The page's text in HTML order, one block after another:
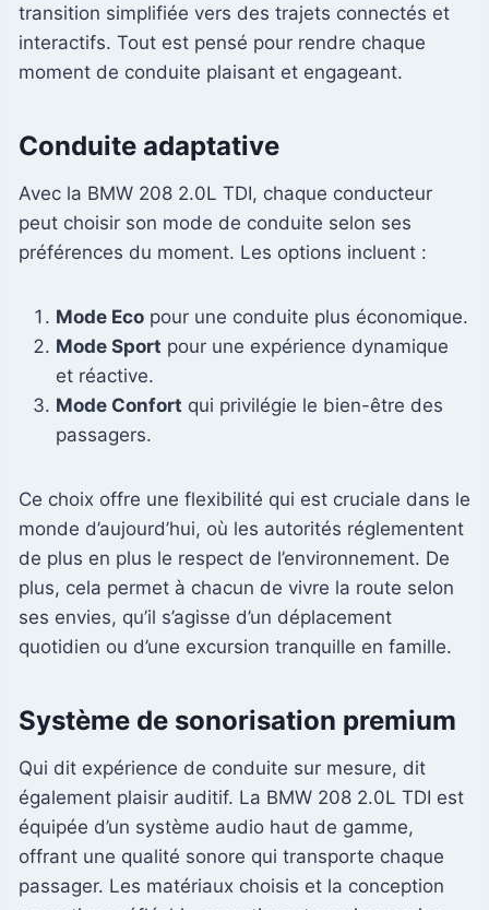
transition simplifiée vers des trajets connectés et
interactifs. Tout est pensé pour rendre chaque
moment de conduite plaisant et engageant.
Conduite adaptative
Avec la BMW 208 2.0L TDI, chaque conducteur
peut choisir son mode de conduite selon ses
préférences du moment. Les options incluent :
Mode Eco pour une conduite plus économique.
Mode Sport pour une expérience dynamique
et réactive.
Mode Confort qui privilégie le bien-être des
passagers.
Ce choix offre une flexibilité qui est cruciale dans le
monde d’aujourd’hui, où les autorités réglementent
de plus en plus le respect de l’environnement. De
plus, cela permet à chacun de vivre la route selon
ses envies, qu’il s’agisse d’un déplacement
quotidien ou d’une excursion tranquille en famille.
Système de sonorisation premium
Qui dit expérience de conduite sur mesure, dit
également plaisir auditif. La BMW 208 2.0L TDI est
équipée d’un système audio haut de gamme,
offrant une qualité sonore qui transporte chaque
passager. Les matériaux choisis et la conception